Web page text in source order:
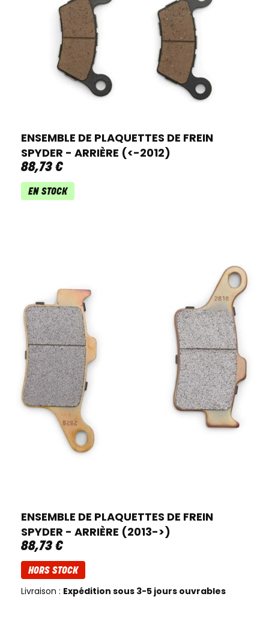
ENSEMBLE DE PLAQUETTES DE FREIN
SPYDER - ARRIÈRE (<-2012)
88,73 €
EN STOCK
ENSEMBLE DE PLAQUETTES DE FREIN
SPYDER - ARRIÈRE (2013->)
88,73 €
HORS STOCK
Livraison : Expédition sous 3-5 jours ouvrables